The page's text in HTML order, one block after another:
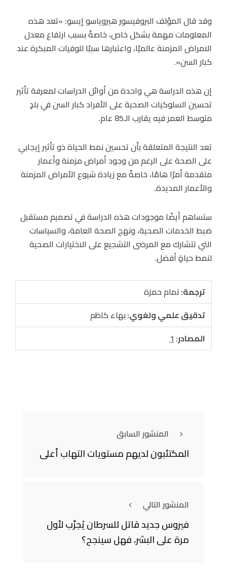
وقد قال المؤلف البروفيسور هيروياسو إيسو: «تعد هذه
المعلومات مهمة بشكل خاص، خاصةً بسبب ارتفاع معدل
الامراض المزمنة عالميًا، واعتبارها سببًا للوفيات المبكرة عند
كبار السن».
إن هذه الدراسة هي واحدة من أوائل الدراسات لمعرفة تأثير
تحسين السلوكيات الصحية على الأفراد كبار السن في بلدٍ
متوسط العمر فيه يقارب الـ85 عام.
تعد النتيجة المتعلقة بأن تحسين نمط الحياة ذو تأثير إيجابي
على الصحة على الرغم من وجود أمراض مزمنة وأعمار
متقدمة أمرًا هامًا، خاصةً مع زيادة شيوع الأمراض المزمنة
والأعمار المديدة.
ستساهم أيضًا موجودات هذه الدراسة في تصميم مستقبل
ضبط الخدمات الصحية، ونهج الصحة العامة، والسياسات
التي تتشارك مع المرضى التشجيع على الاختيارات الصحية
لنمط حياةٍ أفضل.
ترجمة:تمام حمزة
تدقيق علمي ولغوي:بهاء كاظم
المصادر:1
المنشور السابق
المكتئبون لديهم مستويات التهاب أعلى
المنشور التالي
فيروس جديد قاتل للسرطان يُجرَّب لأول
مرة على البشر، فهل سينجح؟